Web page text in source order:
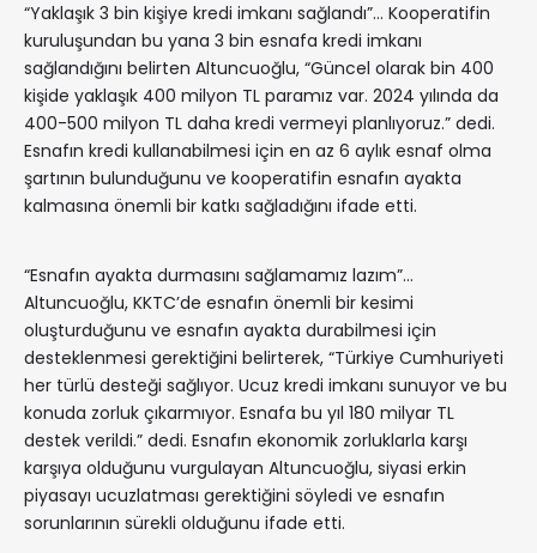
“Yaklaşık 3 bin kişiye kredi imkanı sağlandı”… Kooperatifin
kuruluşundan bu yana 3 bin esnafa kredi imkanı
sağlandığını belirten Altuncuoğlu, “Güncel olarak bin 400
kişide yaklaşık 400 milyon TL paramız var. 2024 yılında da
400-500 milyon TL daha kredi vermeyi planlıyoruz.” dedi.
Esnafın kredi kullanabilmesi için en az 6 aylık esnaf olma
şartının bulunduğunu ve kooperatifin esnafın ayakta
kalmasına önemli bir katkı sağladığını ifade etti.
“Esnafın ayakta durmasını sağlamamız lazım”…
Altuncuoğlu, KKTC’de esnafın önemli bir kesimi
oluşturduğunu ve esnafın ayakta durabilmesi için
desteklenmesi gerektiğini belirterek, “Türkiye Cumhuriyeti
her türlü desteği sağlıyor. Ucuz kredi imkanı sunuyor ve bu
konuda zorluk çıkarmıyor. Esnafa bu yıl 180 milyar TL
destek verildi.” dedi. Esnafın ekonomik zorluklarla karşı
karşıya olduğunu vurgulayan Altuncuoğlu, siyasi erkin
piyasayı ucuzlatması gerektiğini söyledi ve esnafın
sorunlarının sürekli olduğunu ifade etti.